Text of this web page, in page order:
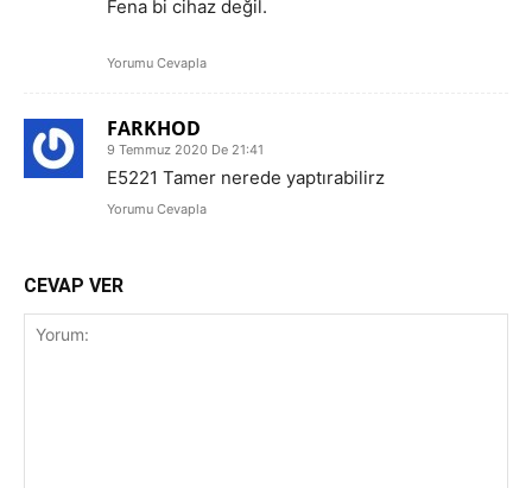
Fena bi cihaz değil.
Yorumu Cevapla
FARKHOD
9 Temmuz 2020 De 21:41
E5221 Tamer nerede yaptırabilirz
Yorumu Cevapla
CEVAP VER